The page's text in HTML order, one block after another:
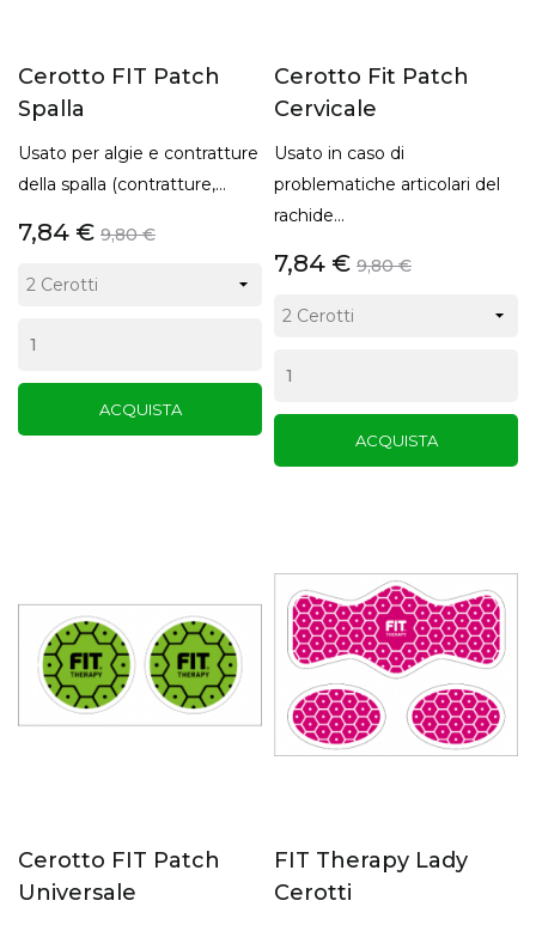
Cerotto FIT Patch
Spalla
Usato per algie e contratture
della spalla (contratture,...
7,84 € 9,80 €
ACQUISTA
Cerotto Fit Patch
Cervicale
Usato in caso di
problematiche articolari del
rachide...
7,84 € 9,80 €
ACQUISTA
Cerotto FIT Patch
Universale
FIT Therapy Lady
Cerotti